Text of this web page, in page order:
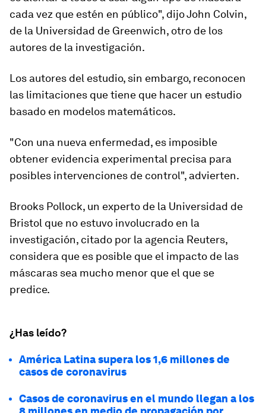
cada vez que estén en público", dijo John Colvin,
de la Universidad de Greenwich, otro de los
autores de la investigación.
Los autores del estudio, sin embargo, reconocen
las limitaciones que tiene que hacer un estudio
basado en modelos matemáticos.
"Con una nueva enfermedad, es imposible
obtener evidencia experimental precisa para
posibles intervenciones de control", advierten.
Brooks Pollock, un experto de la Universidad de
Bristol que no estuvo involucrado en la
investigación, citado por la agencia Reuters,
considera que es posible que el impacto de las
máscaras sea mucho menor que el que se
predice.
¿Has leído?
América Latina supera los 1,6 millones de
casos de coronavirus
Casos de coronavirus en el mundo llegan a los